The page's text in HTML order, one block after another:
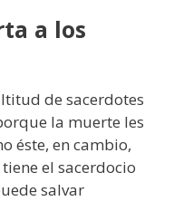
a los
de sacerdotes
la muerte les
éste, en cambio,
el sacerdocio
salvar